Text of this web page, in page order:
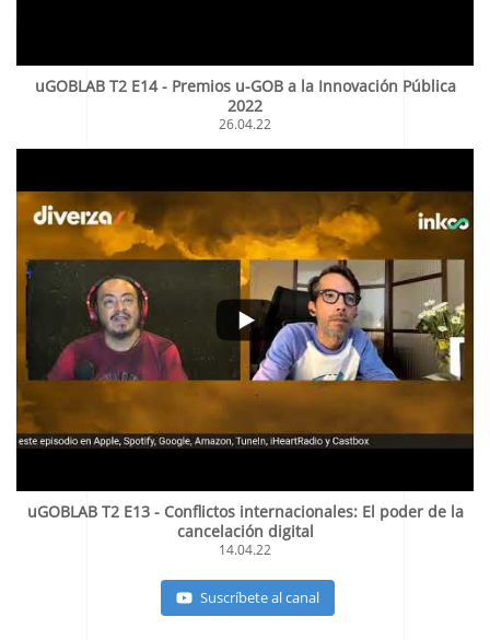
uGOBLAB T2 E14 - Premios u-GOB a la Innovación Pública
2022
26.04.22
uGOBLAB T2 E13 - Conflictos internacionales: El poder de la
cancelación digital
14.04.22
Suscríbete al canal